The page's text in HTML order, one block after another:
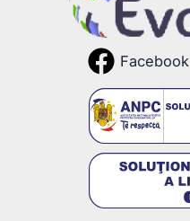
Facebook